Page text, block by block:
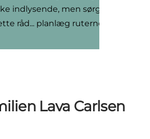
indlysende, men sørg for at
råd... planlæg ruterne grundigt
Lava Carlsen